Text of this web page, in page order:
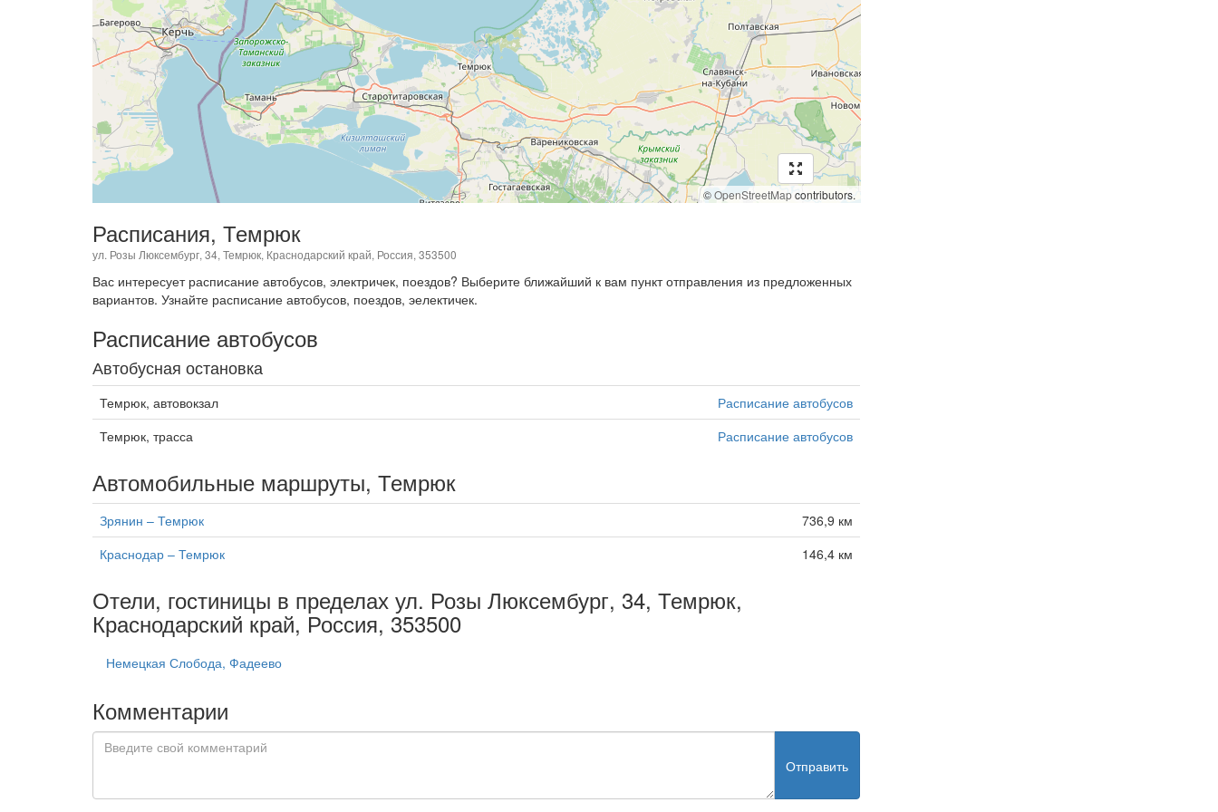
©OpenStreetMapcontributors.
Расписания, Темрюк
ул. Розы Люксембург, 34, Темрюк, Краснодарский край, Россия, 353500
Вас интересует расписание автобусов, электричек, поездов? Выберите ближайший к вам пункт отправления из предложенных
вариантов. Узнайте расписание автобусов, поездов, эелектичек.
Расписание автобусов
Автобусная остановка
Темрюк, автовокзал
Расписание автобусов
Темрюк, трасса
Расписание автобусов
Автомобильные маршруты, Темрюк
Зрянин – Темрюк
736,9 км
Краснодар – Темрюк
146,4 км
Отели, гостиницы в пределах ул. Розы Люксембург, 34, Темрюк,
Краснодарский край, Россия, 353500
Немецкая Слобода, Фадеево
Комментарии
Отправить